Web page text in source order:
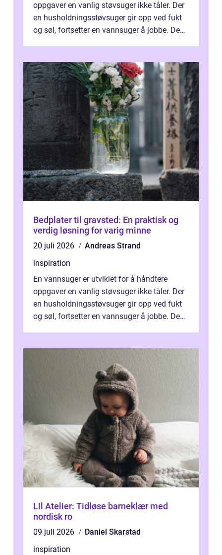
oppgaver en vanlig støvsuger ikke tåler. Der
en husholdningsstøvsuger gir opp ved fukt
og søl, fortsetter en vannsuger å jobbe. Den
Bedplater til gravsted: En praktisk og
verdig løsning for varig minne
20 juli 2026
Andreas Strand
inspiration
En vannsuger er utviklet for å håndtere
oppgaver en vanlig støvsuger ikke tåler. Der
en husholdningsstøvsuger gir opp ved fukt
og søl, fortsetter en vannsuger å jobbe. Den
Lil Atelier: Tidløse barneklær med
nordisk ro
09 juli 2026
Daniel Skarstad
inspiration